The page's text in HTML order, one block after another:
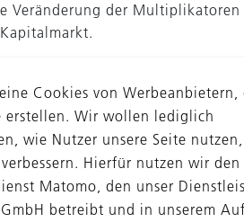
Veränderung der Multiplikatoren
hin, dass das Ergebnis eines
des gesamten
Quartals mit dem
einzelner, auch direkt
abweichen. Die DBAG
2021 auf. Die
werden.
Cookies von Werbeanbietern,
erstellen. Wir wollen lediglich
wie Nutzer unsere Seite
Hierfür nutzen wir den
Matomo, den unser
betreibt und in unserem